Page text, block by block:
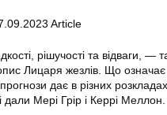
Article
рішучості та відваги, —
Лицаря жезлів. Що
дає в різних
дали Мері Грір і Керрі Меллон.